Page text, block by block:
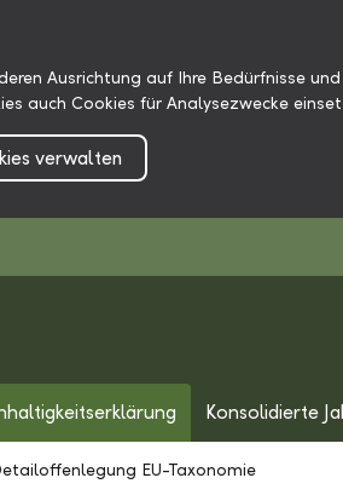
Ausrichtung auf Ihre Bedürfnisse
auch Cookies für Analysezwecke
verwalten
Konsolidierte
EU-Taxonomie